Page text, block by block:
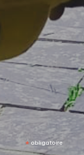
* obligatoire